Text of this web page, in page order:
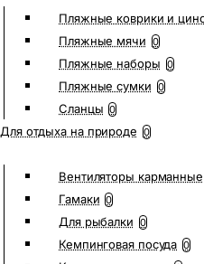
Пляжные коврики и
Пляжные мячи 0
Пляжные наборы 0
Пляжные сумки 0
Сланцы 0
Для отдыха на природе 0
Вентиляторы карманные
Гамаки 0
Для рыбалки 0
Кемпинговая посуда 0